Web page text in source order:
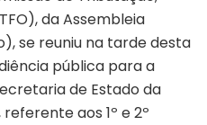
da Assembleia
se reuniu na tarde desta
pública para a
de Estado da
aos 1º e 2º